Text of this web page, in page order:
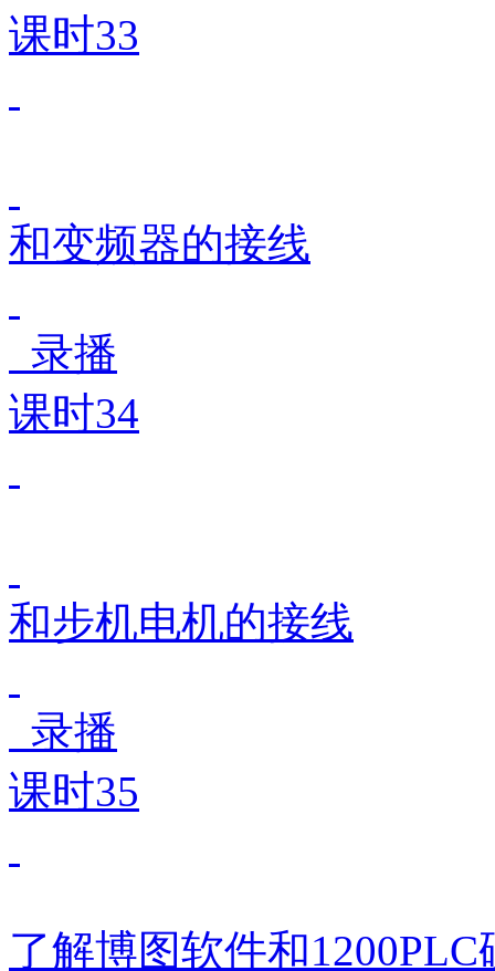
课时33
和变频器的接线
录播
课时34
和步机电机的接线
录播
课时35
了解博图软件和1200PLC